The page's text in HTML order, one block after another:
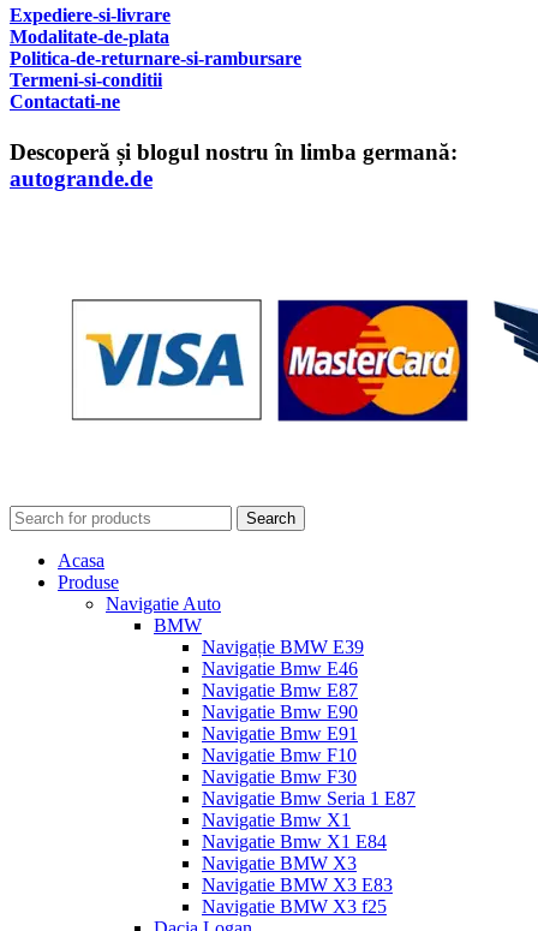
Expediere-si-livrare
Modalitate-de-plata
Politica-de-returnare-si-rambursare
Termeni-si-conditii
Contactati-ne
Descoperă și blogul nostru în limba germană:
autogrande.de
Search
Acasa
Produse
Navigatie Auto
BMW
Navigație BMW E39
Navigatie Bmw E46
Navigatie Bmw E87
Navigatie Bmw E90
Navigatie Bmw E91
Navigatie Bmw F10
Navigatie Bmw F30
Navigatie Bmw Seria 1 E87
Navigatie Bmw X1
Navigatie Bmw X1 E84
Navigatie BMW X3
Navigatie BMW X3 E83
Navigatie BMW X3 f25